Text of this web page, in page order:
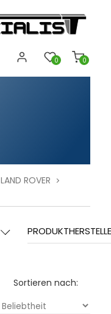
0
0
LAND ROVER
Sortieren nach: